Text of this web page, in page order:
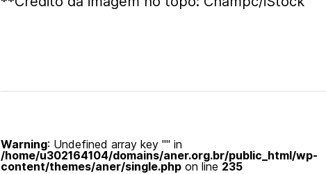
Warning: Undefined array key "" in
/home/u302164104/domains/aner.org.br/public_html/wp-
content/themes/aner/single.php on line 235